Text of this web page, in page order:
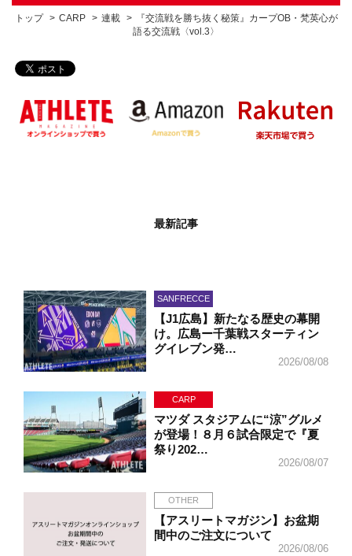
トップ CARP 連載
『交流戦を勝ち抜く秘策』カープOB・梵英心が
語る交流戦〈vol.3〉
最新記事
SANFRECCE
【J1広島】新たなる歴史の幕開
け。広島ー千葉戦スターティン
グイレブン発…
2026/08/08
CARP
マツダ スタジアムに“涼”グルメ
が登場！８月６試合限定で『夏
祭り202…
2026/08/07
OTHER
【アスリートマガジン】お盆期
間中のご注文について
2026/08/06